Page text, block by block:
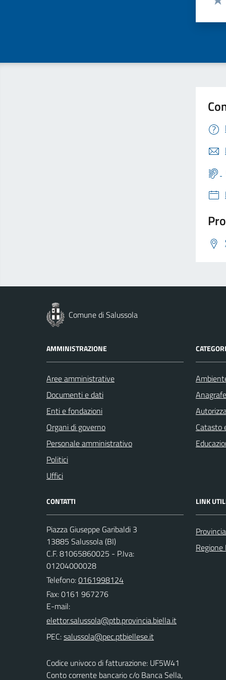
Comune di Salussola
AMMINISTRAZIONE
Aree amministrative
Documenti e dati
Enti e fondazioni
Organi di governo
Personale amministrativo
Politici
Uffici
Catasto
CONTATTI
Piazza Giuseppe Garibaldi 3
13885 Salussola (BI)
C.F. 81065860025 - P.Iva:
01204000028
Telefono:0161998124
Fax: 0161 967276
E-mail:
PEC:
Codice univoco di fatturazione: UF5W41
Conto corrente bancario c/o Banca Sella,
LINK